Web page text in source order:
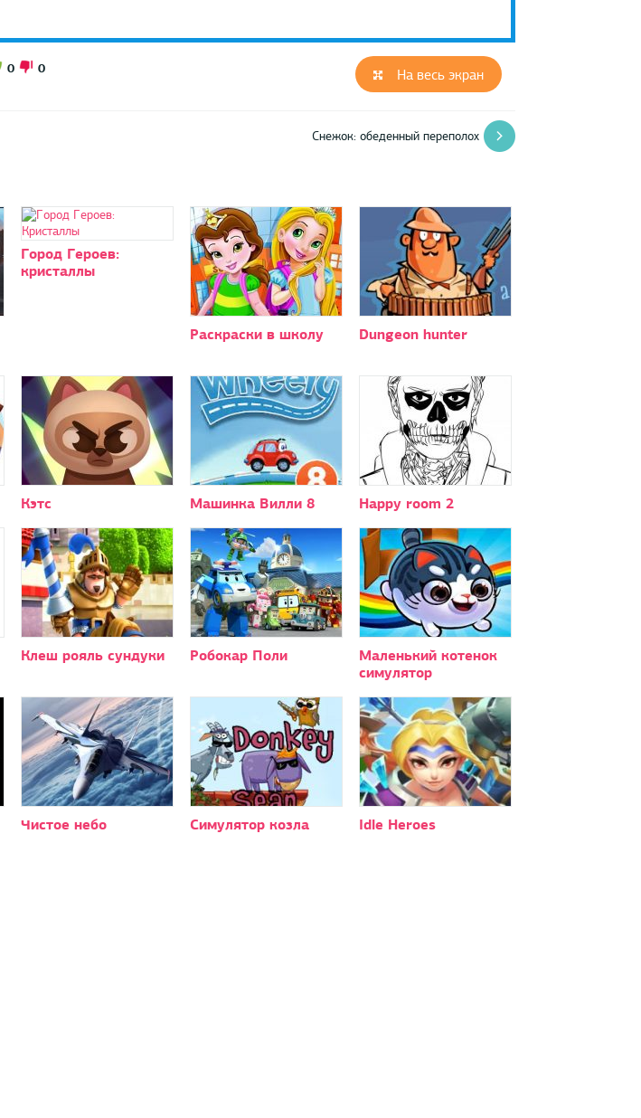
На весь экран
0 0
Снежок: обеденный переполох
Город Героев:
кристаллы
Раскраски в школу Dungeon hunter
Кэтс Машинка Вилли 8 Happy room 2
Клеш рояль сундуки Робокар Поли
Маленький котенок
симулятор
Чистое небо Симулятор козла Idle Heroes